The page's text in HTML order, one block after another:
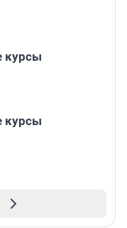
курсы
курсы